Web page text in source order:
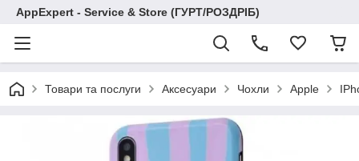
AppExpert - Service & Store (ГУРТ/РОЗДРІБ)
Товари та послуги Аксесуари Чохли Apple